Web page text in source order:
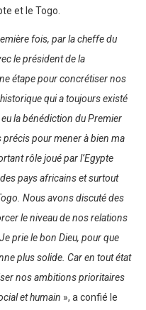
et le Togo.
fois, par la cheffe du
le président de la
étape pour concrétiser nos
qui a toujours existé
la bénédiction du Premier
précis pour mener à bien ma
rôle joué par l’Egypte
pays africains et surtout
Nous avons discuté des
le niveau de nos relations
prie le bon Dieu, pour que
plus solide. Car en tout état
nos ambitions prioritaires
et humain », a confié le